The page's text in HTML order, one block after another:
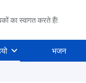
का स्वागत करते हैं!
भजन